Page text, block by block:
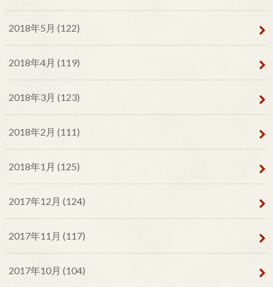
2018年5月 (122)
2018年4月 (119)
2018年3月 (123)
2018年2月 (111)
2018年1月 (125)
2017年12月 (124)
2017年11月 (117)
2017年10月 (104)